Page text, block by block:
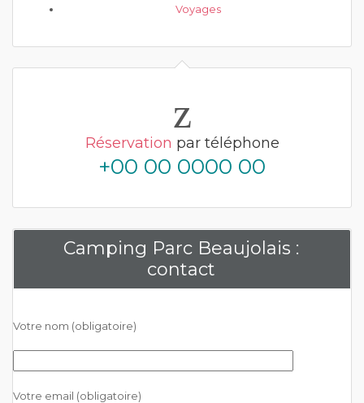
Voyages
Réservation par téléphone
+00 00 0000 00
Camping Parc Beaujolais :
contact
Votre nom (obligatoire)
Votre email (obligatoire)